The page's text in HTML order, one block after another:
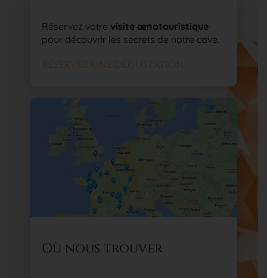
Réservez votre visite œnotouristique
pour découvrir les secrets de notre cave.
RÉSERVER UNE DÉGUSTATION
Où nous trouver